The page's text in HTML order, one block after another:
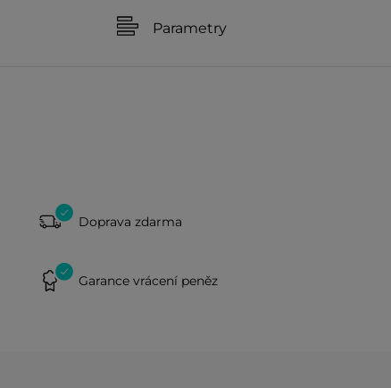
Parametry
Doprava zdarma
Garance vrácení peněz